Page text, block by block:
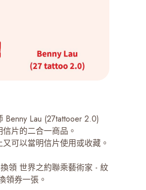
Lau (27tattooer 2.0)
片的二合一商品。
可以當明信片使用或收藏。
領 世界之約聯乘藝術家 - 紋
領券一張。